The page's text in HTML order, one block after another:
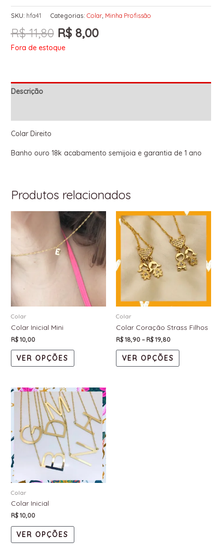
SKU: hfa41 Categorias: Colar, Minha Profissão
R$11,80 R$8,00
Fora de estoque
Descrição
Colar Direito
Banho ouro 18k acabamento semijoia e garantia de 1 ano
Produtos relacionados
Colar
Colar Inicial Mini
R$10,00
VER OPÇÕES
Colar
Colar Coração Strass Filhos
R$18,90–R$19,80
VER OPÇÕES
Colar
Colar Inicial
R$10,00
VER OPÇÕES